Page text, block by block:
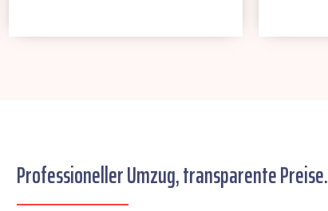
Professioneller Umzug, transparente Preise.